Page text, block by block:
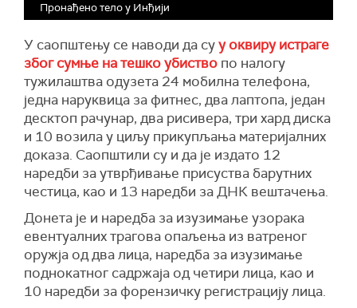
Пронађено тело у Инђији
У саопштењу се наводи да суу оквиру истраге
због сумње на тешко убиство по налогу
тужилаштва одузета 24 мобилна телефона,
једна наруквица за фитнес, два лаптопа, један
десктоп рачунар, два рисивера, три хард диска
и 10 возила у циљу прикупљања материјалних
доказа. Саопштили су и да је издато 12
наредби за утврђивање присуства барутних
честица, као и 13 наредби за ДНК вештачења.
Донета је и наредба за изузимање узорака
евентуалних трагова опаљења из ватреног
оружја од два лица, наредба за изузимање
поднокатног садржаја од четири лица, као и
10 наредби за форензичку регистрацију лица.